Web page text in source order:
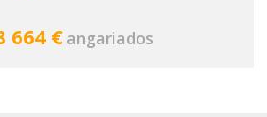
664 € angariados